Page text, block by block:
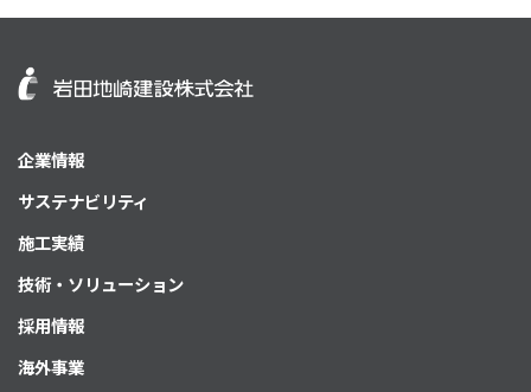
企業情報
サステナビリティ
施工実績
技術・ソリューション
採用情報
海外事業